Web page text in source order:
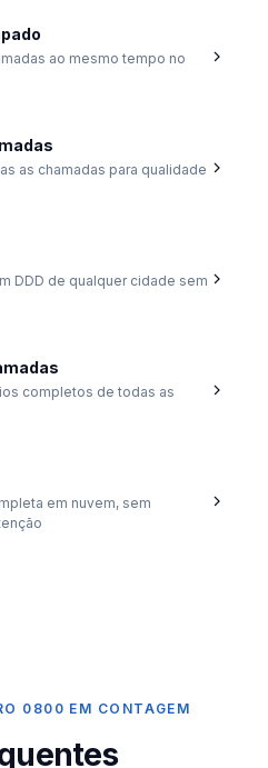
ao mesmo tempo no
as chamadas para qualidade
DDD de qualquer cidade sem
completos de todas as
em nuvem, sem
0800 EM CONTAGEM